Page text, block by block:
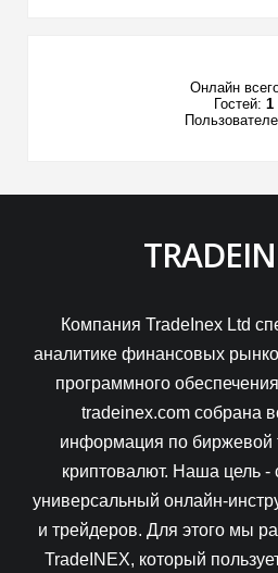
Онлайн
Гостей: 1
Компания TradeInex Ltd
аналитике финансовых
программного
tradeinex.com собрана
информация по биржевой
криптовалют. Наша цель -
универсальный онлайн-
и трейдеров. Для этого мы
TradeINEX, который